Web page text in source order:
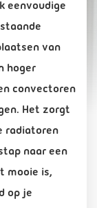
eenvoudige
van
hoger
convectoren
Het zorgt
radiatoren
naar een
mooie is,
op je